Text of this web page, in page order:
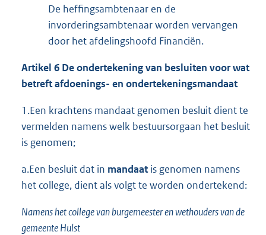
De heffingsambtenaar en de
invorderingsambtenaar worden vervangen
door het afdelingshoofd Financiën.
Artikel 6 De ondertekening van besluiten voor wat
betreft afdoenings- en ondertekeningsmandaat
1.Een krachtens mandaat genomen besluit dient te
vermelden namens welk bestuursorgaan het besluit
is genomen;
a.Een besluit dat in mandaatis genomen namens
het college, dient als volgt te worden ondertekend:
Namens het college van burgemeester en wethouders van de
gemeente Hulst